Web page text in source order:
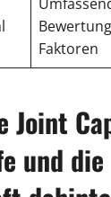
Faktoren
Joint
und die